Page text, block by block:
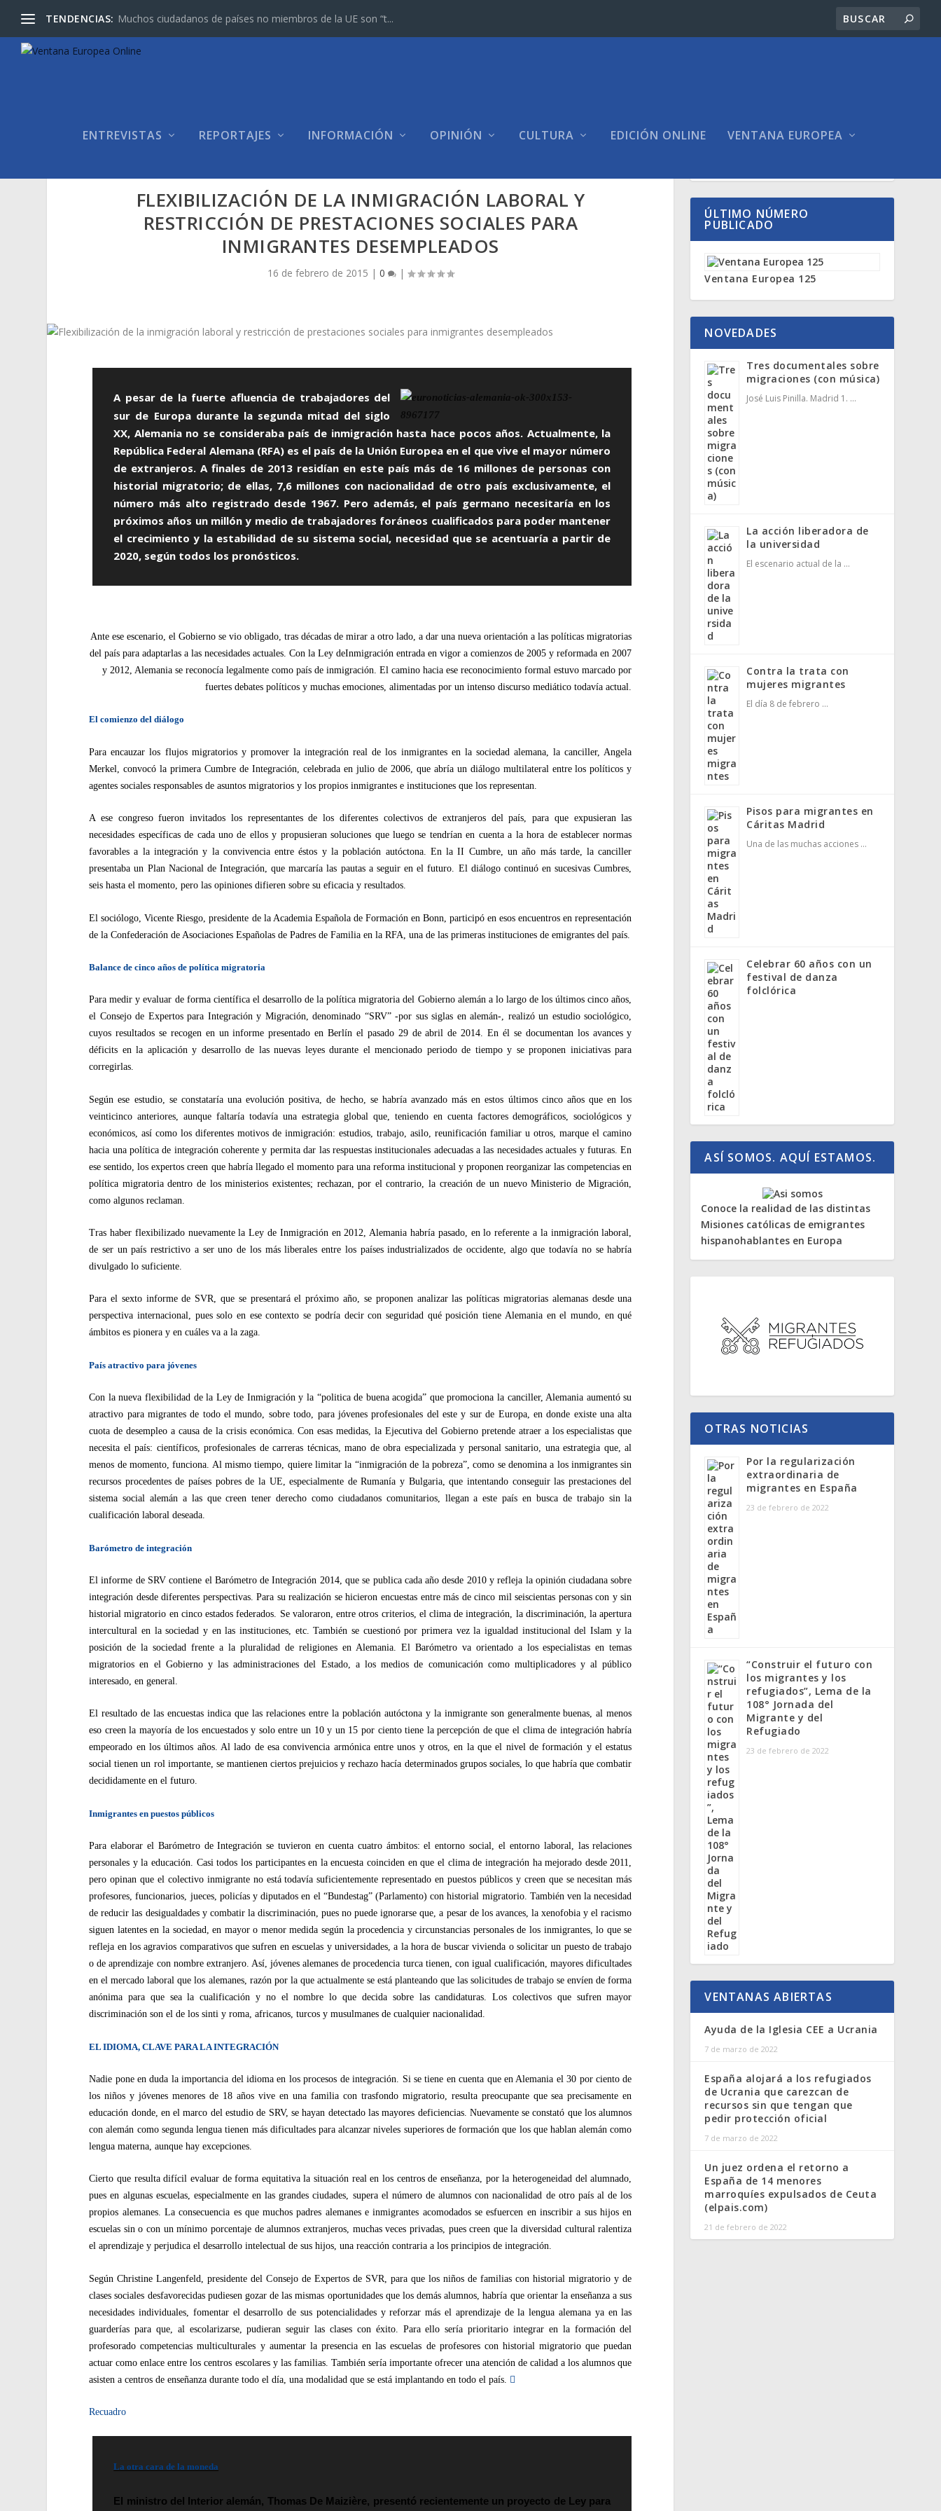
TENDENCIAS: Muchos ciudadanos de países no miembros de la UE son “t...
ENTREVISTAS REPORTAJES INFORMACIÓN OPINIÓN CULTURA EDICIÓN ONLINE VENTANA EUROPEA
FLEXIBILIZACIÓN DE LA INMIGRACIÓN LABORAL Y
RESTRICCIÓN DE PRESTACIONES SOCIALES PARA
INMIGRANTES DESEMPLEADOS
16 de febrero de 2015 | 0 |
A pesar de la fuerte afluencia de trabajadores del
sur de Europa durante la segunda mitad del siglo
XX, Alemania no se consideraba país de inmigración hasta hace pocos años. Actualmente, la
República Federal Alemana (RFA) es el país de la Unión Europea en el que vive el mayor número
de extranjeros. A finales de 2013 residían en este país más de 16 millones de personas con
historial migratorio; de ellas, 7,6 millones con nacionalidad de otro país exclusivamente, el
número más alto registrado desde 1967. Pero además, el país germano necesitaría en los
próximos años un millón y medio de trabajadores foráneos cualificados para poder mantener
el crecimiento y la estabilidad de su sistema social, necesidad que se acentuaría a partir de
2020, según todos los pronósticos.
Ante ese escenario, el Gobierno se vio obligado, tras décadas de mirar a otro lado, a dar una nueva orientación a las políticas migratorias
del país para adaptarlas a las necesidades actuales. Con la Ley deInmigración entrada en vigor a comienzos de 2005 y reformada en 2007
y 2012, Alemania se reconocía legalmente como país de inmigración. El camino hacia ese reconocimiento formal estuvo marcado por
fuertes debates políticos y muchas emociones, alimentadas por un intenso discurso mediático todavía actual.
El comienzo del diálogo
Para encauzar los flujos migratorios y promover la integración real de los inmigrantes en la sociedad alemana, la canciller, Angela
Merkel, convocó la primera Cumbre de Integración, celebrada en julio de 2006, que abría un diálogo multilateral entre los políticos y
agentes sociales responsables de asuntos migratorios y los propios inmigrantes e instituciones que los representan.
A ese congreso fueron invitados los representantes de los diferentes colectivos de extranjeros del país, para que expusieran las
necesidades específicas de cada uno de ellos y propusieran soluciones que luego se tendrían en cuenta a la hora de establecer normas
favorables a la integración y la convivencia entre éstos y la población autóctona. En la II Cumbre, un año más tarde, la canciller
presentaba un Plan Nacional de Integración, que marcaría las pautas a seguir en el futuro. El diálogo continuó en sucesivas Cumbres,
seis hasta el momento, pero las opiniones difieren sobre su eficacia y resultados.
El sociólogo, Vicente Riesgo, presidente de la Academia Española de Formación en Bonn, participó en esos encuentros en representación
de la Confederación de Asociaciones Españolas de Padres de Familia en la RFA, una de las primeras instituciones de emigrantes del país.
Balance de cinco años de política migratoria
Para medir y evaluar de forma científica el desarrollo de la política migratoria del Gobierno alemán a lo largo de los últimos cinco años,
el Consejo de Expertos para Integración y Migración, denominado “SRV” -por sus siglas en alemán-, realizó un estudio sociológico,
cuyos resultados se recogen en un informe presentado en Berlín el pasado 29 de abril de 2014. En él se documentan los avances y
déficits en la aplicación y desarrollo de las nuevas leyes durante el mencionado periodo de tiempo y se proponen iniciativas para
corregirlas.
Según ese estudio, se constataría una evolución positiva, de hecho, se habría avanzado más en estos últimos cinco años que en los
veinticinco anteriores, aunque faltaría todavía una estrategia global que, teniendo en cuenta factores demográficos, sociológicos y
económicos, así como los diferentes motivos de inmigración: estudios, trabajo, asilo, reunificación familiar u otros, marque el camino
hacia una política de integración coherente y permita dar las respuestas institucionales adecuadas a las necesidades actuales y futuras. En
ese sentido, los expertos creen que habría llegado el momento para una reforma institucional y proponen reorganizar las competencias en
política migratoria dentro de los ministerios existentes; rechazan, por el contrario, la creación de un nuevo Ministerio de Migración,
como algunos reclaman.
Tras haber flexibilizado nuevamente la Ley de Inmigración en 2012, Alemania habría pasado, en lo referente a la inmigración laboral,
de ser un país restrictivo a ser uno de los más liberales entre los países industrializados de occidente, algo que todavía no se habría
divulgado lo suficiente.
Para el sexto informe de SVR, que se presentará el próximo año, se proponen analizar las políticas migratorias alemanas desde una
perspectiva internacional, pues solo en ese contexto se podría decir con seguridad qué posición tiene Alemania en el mundo, en qué
ámbitos es pionera y en cuáles va a la zaga.
País atractivo para jóvenes
Con la nueva flexibilidad de la Ley de Inmigración y la “politica de buena acogida” que promociona la canciller, Alemania aumentó su
atractivo para migrantes de todo el mundo, sobre todo, para jóvenes profesionales del este y sur de Europa, en donde existe una alta
cuota de desempleo a causa de la crisis económica. Con esas medidas, la Ejecutiva del Gobierno pretende atraer a los especialistas que
necesita el país: científicos, profesionales de carreras técnicas, mano de obra especializada y personal sanitario, una estrategia que, al
menos de momento, funciona. Al mismo tiempo, quiere limitar la “inmigración de la pobreza”, como se denomina a los inmigrantes sin
recursos procedentes de países pobres de la UE, especialmente de Rumanía y Bulgaria, que intentando conseguir las prestaciones del
sistema social alemán a las que creen tener derecho como ciudadanos comunitarios, llegan a este país en busca de trabajo sin la
cualificación laboral deseada.
Barómetro de integración
El informe de SRV contiene el Barómetro de Integración 2014, que se publica cada año desde 2010 y refleja la opinión ciudadana sobre
integración desde diferentes perspectivas. Para su realización se hicieron encuestas entre más de cinco mil seiscientas personas con y sin
historial migratorio en cinco estados federados. Se valoraron, entre otros criterios, el clima de integración, la discriminación, la apertura
intercultural en la sociedad y en las instituciones, etc. También se cuestionó por primera vez la igualdad institucional del Islam y la
posición de la sociedad frente a la pluralidad de religiones en Alemania. El Barómetro va orientado a los especialistas en temas
migratorios en el Gobierno y las administraciones del Estado, a los medios de comunicación como multiplicadores y al público
interesado, en general.
El resultado de las encuestas indica que las relaciones entre la población autóctona y la inmigrante son generalmente buenas, al menos
eso creen la mayoría de los encuestados y solo entre un 10 y un 15 por ciento tiene la percepción de que el clima de integración habría
empeorado en los últimos años. Al lado de esa convivencia armónica entre unos y otros, en la que el nivel de formación y el estatus
social tienen un rol importante, se mantienen ciertos prejuicios y rechazo hacía determinados grupos sociales, lo que habría que combatir
decididamente en el futuro.
Inmigrantes en puestos públicos
Para elaborar el Barómetro de Integración se tuvieron en cuenta cuatro ámbitos: el entorno social, el entorno laboral, las relaciones
personales y la educación. Casi todos los participantes en la encuesta coinciden en que el clima de integración ha mejorado desde 2011,
pero opinan que el colectivo inmigrante no está todavía suficientemente representado en puestos públicos y creen que se necesitan más
profesores, funcionarios, jueces, policías y diputados en el “Bundestag” (Parlamento) con historial migratorio. También ven la necesidad
de reducir las desigualdades y combatir la discriminación, pues no puede ignorarse que, a pesar de los avances, la xenofobia y el racismo
siguen latentes en la sociedad, en mayor o menor medida según la procedencia y circunstancias personales de los inmigrantes, lo que se
refleja en los agravios comparativos que sufren en escuelas y universidades, a la hora de buscar vivienda o solicitar un puesto de trabajo
o de aprendizaje con nombre extranjero. Así, jóvenes alemanes de procedencia turca tienen, con igual cualificación, mayores dificultades
en el mercado laboral que los alemanes, razón por la que actualmente se está planteando que las solicitudes de trabajo se envíen de forma
anónima para que sea la cualificación y no el nombre lo que decida sobre las candidaturas. Los colectivos que sufren mayor
discriminación son el de los sinti y roma, africanos, turcos y musulmanes de cualquier nacionalidad.
EL IDIOMA, CLAVE PARA LA INTEGRACIÓN
Nadie pone en duda la importancia del idioma en los procesos de integración. Si se tiene en cuenta que en Alemania el 30 por ciento de
los niños y jóvenes menores de 18 años vive en una familia con trasfondo migratorio, resulta preocupante que sea precisamente en
educación donde, en el marco del estudio de SRV, se hayan detectado las mayores deficiencias. Nuevamente se constató que los alumnos
con alemán como segunda lengua tienen más dificultades para alcanzar niveles superiores de formación que los que hablan alemán como
lengua materna, aunque hay excepciones.
Cierto que resulta difícil evaluar de forma equitativa la situación real en los centros de enseñanza, por la heterogeneidad del alumnado,
pues en algunas escuelas, especialmente en las grandes ciudades, supera el número de alumnos con nacionalidad de otro país al de los
propios alemanes. La consecuencia es que muchos padres alemanes e inmigrantes acomodados se esfuercen en inscribir a sus hijos en
escuelas sin o con un mínimo porcentaje de alumnos extranjeros, muchas veces privadas, pues creen que la diversidad cultural ralentiza
el aprendizaje y perjudica el desarrollo intelectual de sus hijos, una reacción contraria a los principios de integración.
Según Christine Langenfeld, presidente del Consejo de Expertos de SVR, para que los niños de familias con historial migratorio y de
clases sociales desfavorecidas pudiesen gozar de las mismas oportunidades que los demás alumnos, habría que orientar la enseñanza a sus
necesidades individuales, fomentar el desarrollo de sus potencialidades y reforzar más el aprendizaje de la lengua alemana ya en las
guarderías para que, al escolarizarse, pudieran seguir las clases con éxito. Para ello sería prioritario integrar en la formación del
profesorado competencias multiculturales y aumentar la presencia en las escuelas de profesores con historial migratorio que puedan
actuar como enlace entre los centros escolares y las familias. También sería importante ofrecer una atención de calidad a los alumnos que
asisten a centros de enseñanza durante todo el día, una modalidad que se está implantando en todo el país. 
Recuadro
La otra cara de la moneda
El ministro del Interior alemán, Thomas De Maizière, presentó recientemente un proyecto de Ley para
ÚLTIMO NÚMERO
PUBLICADO
Ventana Europea 125
NOVEDADES
Tres documentales sobre
migraciones (con música)
José Luis Pinilla. Madrid 1. …
La acción liberadora de
la universidad
El escenario actual de la …
Contra la trata con
mujeres migrantes
El día 8 de febrero …
Pisos para migrantes en
Cáritas Madrid
Una de las muchas acciones …
Celebrar 60 años con un
festival de danza
folclórica
ASÍ SOMOS. AQUÍ ESTAMOS.
Conoce la realidad de las distintas
Misiones católicas de emigrantes
hispanohablantes en Europa
OTRAS NOTICIAS
Por la regularización
extraordinaria de
migrantes en España
23 de febrero de 2022
“Construir el futuro con
los migrantes y los
refugiados”, Lema de la
108° Jornada del
Migrante y del
Refugiado
23 de febrero de 2022
VENTANAS ABIERTAS
Ayuda de la Iglesia CEE a Ucrania
7 de marzo de 2022
España alojará a los refugiados
de Ucrania que carezcan de
recursos sin que tengan que
pedir protección oficial
7 de marzo de 2022
Un juez ordena el retorno a
España de 14 menores
marroquíes expulsados de Ceuta
(elpais.com)
21 de febrero de 2022